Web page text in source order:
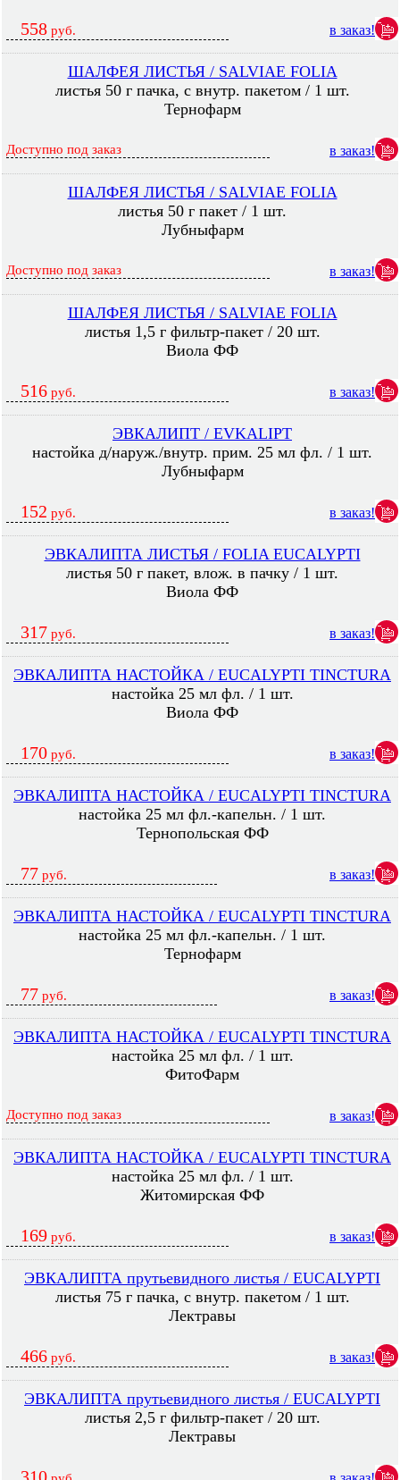
558 руб. в заказ!
ШАЛФЕЯ ЛИСТЬЯ / SALVIAE FOLIA
листья 50 г пачка, с внутр. пакетом / 1 шт.
Тернофарм
Доступно под заказ в заказ!
ШАЛФЕЯ ЛИСТЬЯ / SALVIAE FOLIA
листья 50 г пакет / 1 шт.
Лубныфарм
Доступно под заказ в заказ!
ШАЛФЕЯ ЛИСТЬЯ / SALVIAE FOLIA
листья 1,5 г фильтр-пакет / 20 шт.
Виола ФФ
516 руб. в заказ!
ЭВКАЛИПТ / EVKALIPT
настойка д/наруж./внутр. прим. 25 мл фл. / 1 шт.
Лубныфарм
152 руб. в заказ!
ЭВКАЛИПТА ЛИСТЬЯ / FOLIA EUCALYPTI
листья 50 г пакет, влож. в пачку / 1 шт.
Виола ФФ
317 руб. в заказ!
ЭВКАЛИПТА НАСТОЙКА / EUCALYPTI TINCTURA
настойка 25 мл фл. / 1 шт.
Виола ФФ
170 руб. в заказ!
ЭВКАЛИПТА НАСТОЙКА / EUCALYPTI TINCTURA
настойка 25 мл фл.-капельн. / 1 шт.
Тернопольская ФФ
77 руб. в заказ!
ЭВКАЛИПТА НАСТОЙКА / EUCALYPTI TINCTURA
настойка 25 мл фл.-капельн. / 1 шт.
Тернофарм
77 руб. в заказ!
ЭВКАЛИПТА НАСТОЙКА / EUCALYPTI TINCTURA
настойка 25 мл фл. / 1 шт.
ФитоФарм
Доступно под заказ в заказ!
ЭВКАЛИПТА НАСТОЙКА / EUCALYPTI TINCTURA
настойка 25 мл фл. / 1 шт.
Житомирская ФФ
169 руб. в заказ!
ЭВКАЛИПТА прутьевидного листья / EUCALYPTI
листья 75 г пачка, с внутр. пакетом / 1 шт.
Лектравы
466 руб. в заказ!
ЭВКАЛИПТА прутьевидного листья / EUCALYPTI
листья 2,5 г фильтр-пакет / 20 шт.
Лектравы